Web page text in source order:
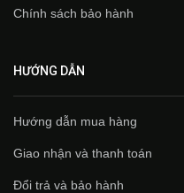
Chính sách bảo hành
HƯỚNG DẪN
Hướng dẫn mua hàng
Giao nhận và thanh toán
Đổi trả và bảo hành